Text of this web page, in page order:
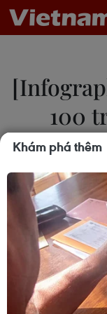
100
Theo số
COVID-19,
vượt 100
Khám phá thêm